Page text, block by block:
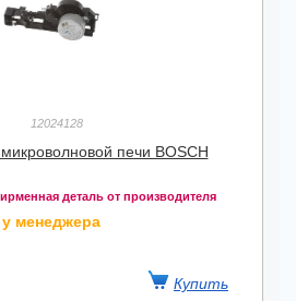
12024128
печи BOSCH
деталь от производителя
менеджера